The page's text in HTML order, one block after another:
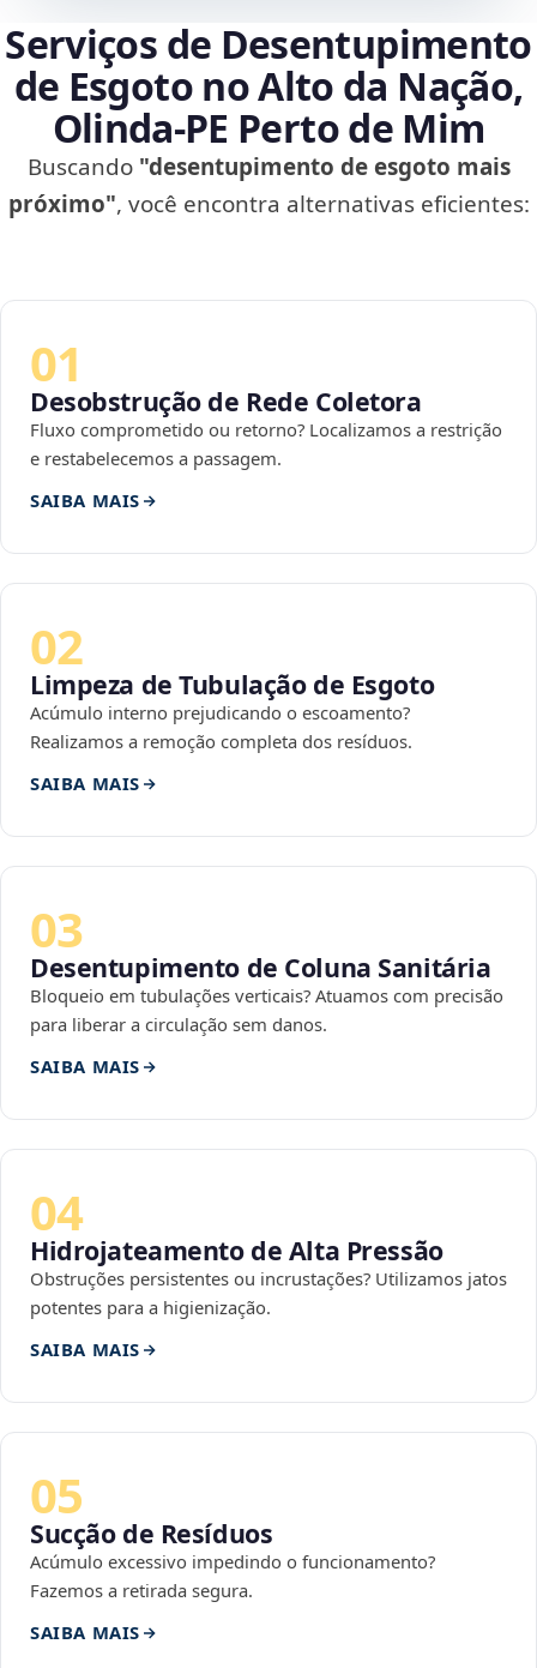
Serviços de Desentupimento
de Esgoto no Alto da Nação,
Olinda‑PE Perto de Mim
Buscando "desentupimento de esgoto mais
próximo", você encontra alternativas eficientes:
01
Desobstrução de Rede Coletora
Fluxo comprometido ou retorno? Localizamos a restrição
e restabelecemos a passagem.
SAIBA MAIS
02
Limpeza de Tubulação de Esgoto
Acúmulo interno prejudicando o escoamento?
Realizamos a remoção completa dos resíduos.
SAIBA MAIS
03
Desentupimento de Coluna Sanitária
Bloqueio em tubulações verticais? Atuamos com precisão
para liberar a circulação sem danos.
SAIBA MAIS
04
Hidrojateamento de Alta Pressão
Obstruções persistentes ou incrustações? Utilizamos jatos
potentes para a higienização.
SAIBA MAIS
05
Sucção de Resíduos
Acúmulo excessivo impedindo o funcionamento?
Fazemos a retirada segura.
SAIBA MAIS